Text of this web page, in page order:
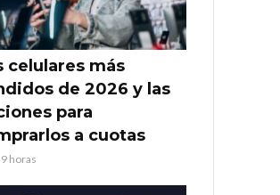
celulares más
de 2026 y las
para
a cuotas
horas